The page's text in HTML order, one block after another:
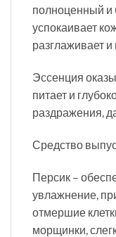
полноценный и
успокаивает
разглаживает и
Эссенция
питает и
раздражения,
Средство
Персик –
увлажнение,
отмершие
морщинки,